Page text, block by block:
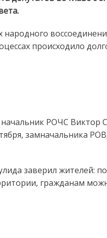
происходило
РОЧС Виктор
замначальника
заверил жителей:
гражданам